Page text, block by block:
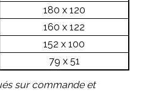
180 x 120
160 x 122
152 x 100
79 x 51
sur commande et